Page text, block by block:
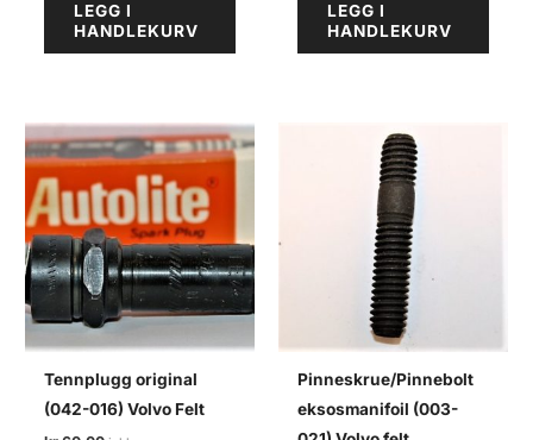
LEGG I
HANDLEKURV
LEGG I
HANDLEKURV
Tennplugg original
(042-016) Volvo Felt
Pinneskrue/Pinnebolt
eksosmanifoil (003-